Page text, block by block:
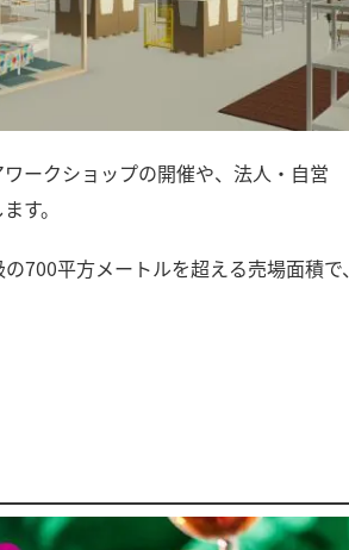
ークショップの開催や、法人・自営
す。
700平方メートルを超える売場面積で、